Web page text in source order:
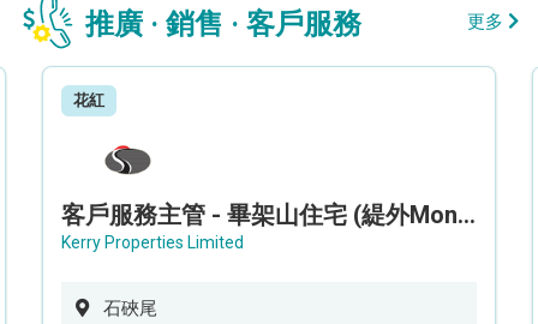
推廣 · 銷售 · 客戶服務 更多
花紅
客戶服務主管 - 畢架山住宅 (緹外Mont Verra)
Kerry Properties Limited
石硤尾